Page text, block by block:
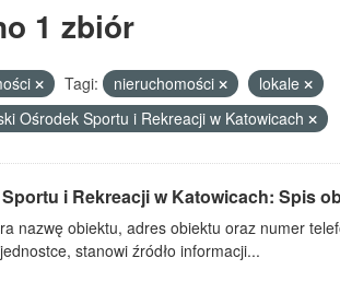
1 zbiór
Tagi: nieruchomości
lokale
Ośrodek Sportu i Rekreacji w Katowicach
i Rekreacji w Katowicach: Spis
nazwę obiektu, adres obiektu oraz numer
stanowi źródło informacji...